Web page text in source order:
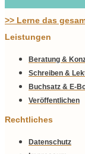
>> Lerne das
Leistungen
Beratung &
Schreiben &
Buchsatz & E-
Veröffentlichen
Rechtliches
Datenschutz